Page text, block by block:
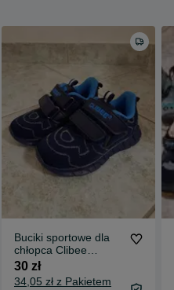
Buciki sportowe dla
chłopca Clibee
rozmiar 26
30 zł
34,05 zł z Pakietem